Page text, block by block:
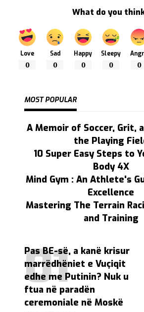
What do you
Love
0
Sad
0
Happy
0
Sleepy
0 0
MOST POPULAR
A Memoir of Soccer, Grit,
the Playing
10 Super Easy Steps to
Body 4X
Mind Gym : An Athlete's
Excellence
Mastering The Terrain
and Training
Pas BE-së, a kanë krisur
marrëdhëniet e Vuçiqit
edhe me Putinin? Nuk u
ftua në paradën
ceremoniale në Moskë